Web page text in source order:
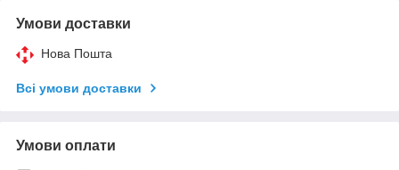
Умови доставки
Нова Пошта
Всі умови доставки
Умови оплати